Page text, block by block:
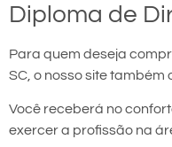
Diploma de
Para quem deseja
SC, o nosso site também
Você receberá no
exercer a profissão na